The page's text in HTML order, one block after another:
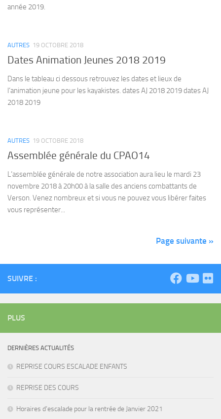
année 2019.
AUTRES 19 OCTOBRE 2018
Dates Animation Jeunes 2018 2019
Dans le tableau ci dessous retrouvez les dates et lieux de
l’animation jeune pour les kayakistes. dates AJ 2018 2019 dates AJ
2018 2019
AUTRES 19 OCTOBRE 2018
Assemblée générale du CPAO14
L’assemblée générale de notre association aura lieu le mardi 23
novembre 2018 à 20h00 à la salle des anciens combattants de
Verson. Venez nombreux et si vous ne pouvez vous libérer faites
vous représenter...
Page suivante »
SUIVRE :
PLUS
DERNIÈRES ACTUALITÉS
REPRISE COURS ESCALADE ENFANTS
REPRISE DES COURS
Horaires d’escalade pour la rentrée de Janvier 2021